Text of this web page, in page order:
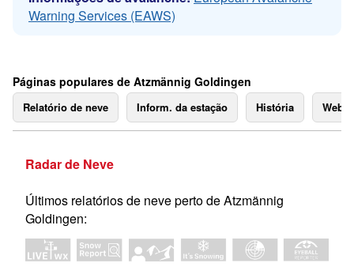
Warning Services (EAWS)
Páginas populares de Atzmännig Goldingen
Relatório de neve Inform. da estação História
Radar de Neve
Últimos relatórios de neve perto de Atzmännig
Goldingen: